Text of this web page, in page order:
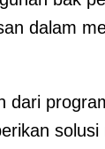
dalam
dari
solusi